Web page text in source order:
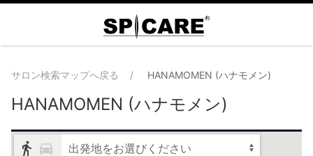
サロン検索マップへ戻る HANAMOMEN (ハナモメン)
HANAMOMEN (ハナモメン)
出発地をお選びください